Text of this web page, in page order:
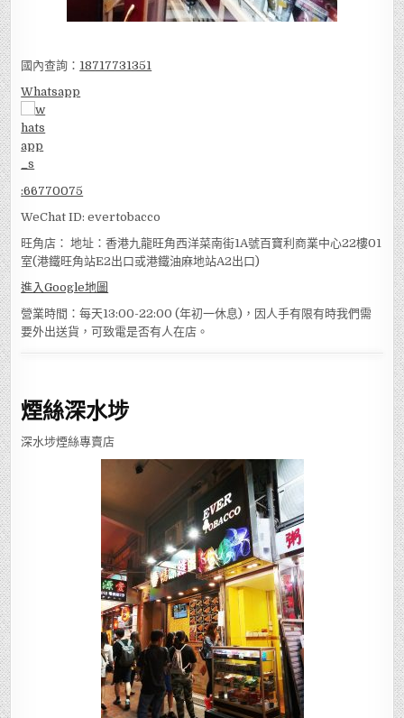
國內查詢： 18717731351
Whatsapp
:66770075
WeChat ID: evertobacco
旺角店： 地址：香港九龍旺角西洋菜南街1A號百寶利商業中心22樓01
室(港鐵旺角站E2出口或港鐵油麻地站A2出口)
進入Google地圖
營業時間：每天13:00-22:00 (年初一休息)，因人手有限有時我們需
要外出送貨，可致電是否有人在店。
煙絲深水埗
深水埗煙絲專賣店